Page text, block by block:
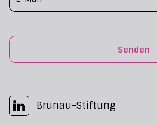
Senden
Brunau-Stiftung